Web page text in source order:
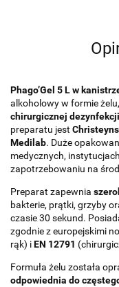
Phago’Gel 5 L w
alkoholowy w formie
chirurgicznej
preparatu jest Christeyns
Medilab. Duże
medycznych,
zapotrzebowaniu na
Preparat zapewnia
bakterie, prątki, grzyby
czasie 30 sekund.
zgodnie z europejskimi
rąk) iEN 12791
Formuła żelu została
odpowiednia do